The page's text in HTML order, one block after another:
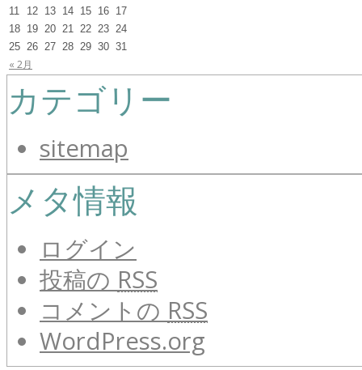
« 2月
11
12 13 14 15 16 17
18 19 20 21 22 23 24
25 26 27 28 29 30 31
カテゴリー
sitemap
メタ情報
ログイン
投稿の RSS
コメントの RSS
WordPress.org